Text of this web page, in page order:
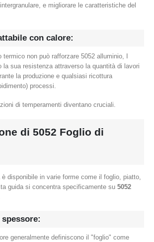
e migliorare le caratteristiche del
con calore:
non può rafforzare 5052 alluminio, I
la sua resistenza attraverso la quantità di lavori
la produzione e qualsiasi ricottura
processi.
di temperamenti diventano cruciali.
di 5052 Foglio di
è disponibile in varie forme come il foglio, piatto,
guida si concentra specificamente su 5052
generalmente definiscono il "foglio" come